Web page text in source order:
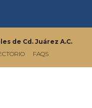
de Cd. Juárez A.C.
FAQS